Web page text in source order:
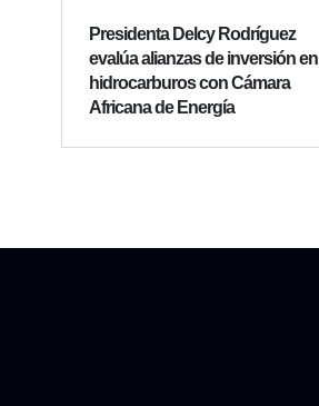
Presidenta Delcy Rodríguez
evalúa alianzas de inversión en
hidrocarburos con Cámara
Africana de Energía